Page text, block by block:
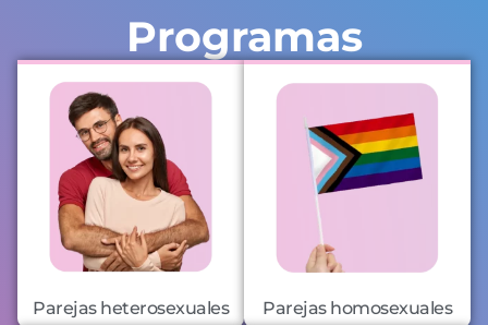
Programas
Parejas heterosexuales Parejas homosexuales